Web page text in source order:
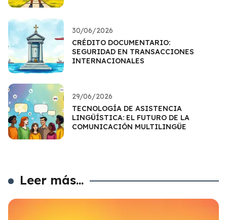
30/06/2026
CRÉDITO DOCUMENTARIO:
SEGURIDAD EN TRANSACCIONES
INTERNACIONALES
29/06/2026
TECNOLOGÍA DE ASISTENCIA
LINGÜÍSTICA: EL FUTURO DE LA
COMUNICACIÓN MULTILINGÜE
Leer más...